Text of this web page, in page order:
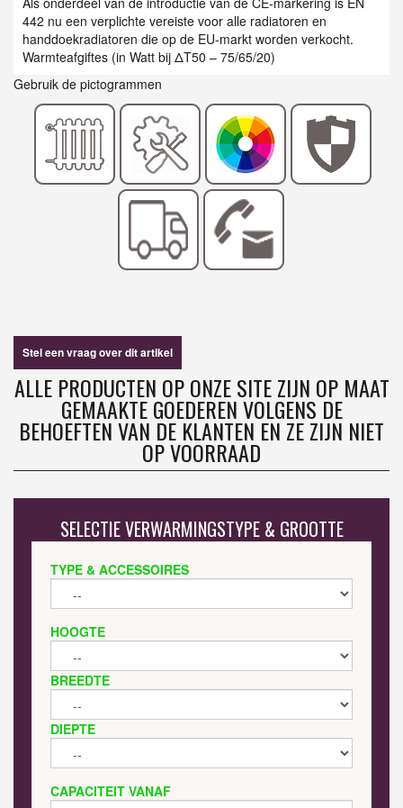
442 nu een verplichte vereiste voor alle radiatoren en
handdoekradiatoren die op de EU-markt worden verkocht.
Warmteafgiftes (in Watt bij ΔT50 – 75/65/20)
Gebruik de pictogrammen
Stel een vraag over dit artikel
ALLE PRODUCTEN OP ONZE SITE ZIJN OP MAAT
GEMAAKTE GOEDEREN VOLGENS DE
BEHOEFTEN VAN DE KLANTEN EN ZE ZIJN NIET
OP VOORRAAD
SELECTIE VERWARMINGSTYPE & GROOTTE
TYPE & ACCESSOIRES
HOOGTE
BREEDTE
DIEPTE
CAPACITEIT VANAF